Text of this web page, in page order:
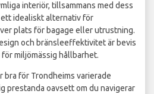
interiör, tillsammans med dess
idealiskt alternativ för
plats för bagage eller utrustning.
och bränsleeffektivitet är bevis
miljömässig hållbarhet.
bra för Trondheims varierade
prestanda oavsett om du navigerar